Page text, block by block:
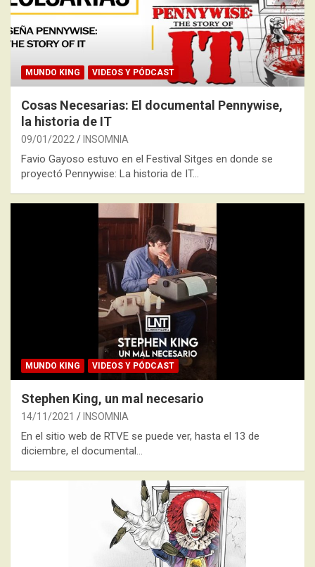
MUNDO KING VIDEOS Y PÓDCAST
Cosas Necesarias: El documental Pennywise,
la historia de IT
09/01/2022 INSOMNIA
Favio Gayoso estuvo en el Festival Sitges en donde se
proyectó Pennywise: La historia de IT…
MUNDO KING VIDEOS Y PÓDCAST
Stephen King, un mal necesario
14/11/2021 INSOMNIA
En el sitio web de RTVE se puede ver, hasta el 13 de
diciembre, el documental…